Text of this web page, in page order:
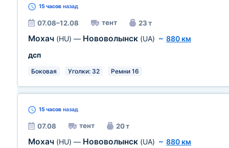
15 часов назад
07.08–12.08 тент 23 т
Мохач (HU) — Нововолынск (UA) ~ 880 км
дсп
Боковая Уголки: 32 Ремни 16
15 часов назад
07.08 тент 20 т
Мохач (HU) — Нововолынск (UA) ~ 880 км